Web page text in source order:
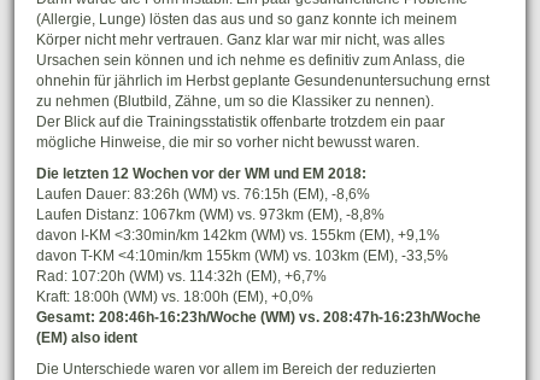
(Allergie, Lunge) lösten das aus und so ganz konnte ich meinem
Körper nicht mehr vertrauen. Ganz klar war mir nicht, was alles
Ursachen sein können und ich nehme es definitiv zum Anlass, die
ohnehin für jährlich im Herbst geplante Gesundenuntersuchung ernst
zu nehmen (Blutbild, Zähne, um so die Klassiker zu nennen).
Der Blick auf die Trainingsstatistik offenbarte trotzdem ein paar
mögliche Hinweise, die mir so vorher nicht bewusst waren.
Die letzten 12 Wochen vor der WM und EM 2018:
Laufen Dauer: 83:26h (WM) vs. 76:15h (EM), -8,6%
Laufen Distanz: 1067km (WM) vs. 973km (EM), -8,8%
davon I-KM <3:30min/km 142km (WM) vs. 155km (EM), +9,1%
davon T-KM <4:10min/km 155km (WM) vs. 103km (EM), -33,5%
Rad: 107:20h (WM) vs. 114:32h (EM), +6,7%
Kraft: 18:00h (WM) vs. 18:00h (EM), +0,0%
Gesamt: 208:46h-16:23h/Woche (WM) vs. 208:47h-16:23h/Woche
(EM) also ident
Die Unterschiede waren vor allem im Bereich der reduzierten